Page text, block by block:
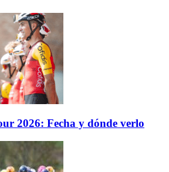
2026: Fecha y dónde verlo